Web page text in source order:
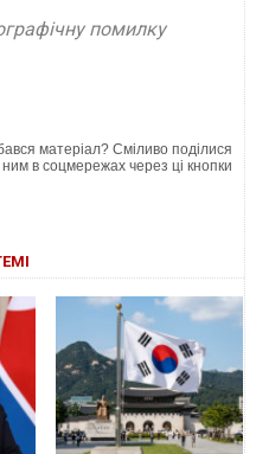
помилку
матеріал? Сміливо поділися
ним в соцмережах через ці кнопки